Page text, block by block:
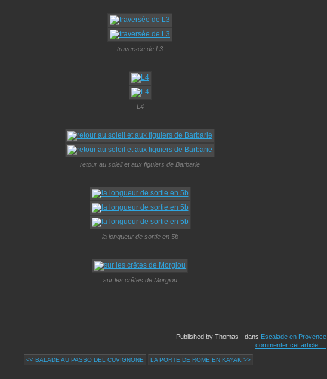
traversée de L3
L4
retour au soleil et aux figuiers de Barbarie
la longueur de sortie en 5b
sur les crêtes de Morgiou
Published by Thomas - dans Escalade en Provence
commenter cet article
<< BALADE AU PASSO DEL CUVIGNONE LA PORTE DE ROME EN KAYAK >>